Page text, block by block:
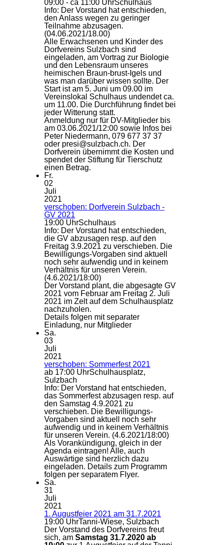
09:00 - ca 11:00 UhrSchulhaus
Info: Der Vorstand hat entschieden,
den Anlass wegen zu geringer
Teilnahme abzusagen.
(04.06.2021/18.00)
Alle Erwachsenen und Kinder des
Dorfvereins Sulzbach sind
eingeladen, am Vortrag zur Biologie
und den Lebensraum unseres
heimischen Braun-brust-Igels und
was man darüber wissen sollte. Der
Start ist am 5. Juni um 09.00 im
Vereinslokal Schulhaus undendet ca.
um 11.00. Die Durchführung findet bei
jeder Witterung statt.
Anmeldung nur für DV-Mitglieder bis
am 03.06.2021/12:00 sowie Infos bei
Peter Niedermann, 079 677 37 37
oder presi@sulzbach.ch. Der
Dorfverein übernimmt die Kosten und
spendet der Stiftung für Tierschutz
einen Betrag.
Fr.
02
Juli
2021
verschoben: Dorfverein Sulzbach -
GV 2021
19:00 UhrSchulhaus
Info: Der Vorstand hat entschieden,
die GV abzusagen resp. auf den
Freitag 3.9.2021 zu verschieben. Die
Bewilligungs-Vorgaben sind aktuell
noch sehr aufwendig und in keinem
Verhältnis für unseren Verein.
(4.6.2021/18:00)
Der Vorstand plant, die abgesagte GV
2021 vom Februar am Freitag 2. Juli
2021 im Zelt auf dem Schulhausplatz
nachzuholen.
Details folgen mit separater
Einladung, nur Mitglieder
Sa.
03
Juli
2021
verschoben: Sommerfest 2021
ab 17:00 UhrSchulhausplatz,
Sulzbach
Info: Der Vorstand hat entschieden,
das Sommerfest abzusagen resp. auf
den Samstag 4.9.2021 zu
verschieben. Die Bewilligungs-
Vorgaben sind aktuell noch sehr
aufwendig und in keinem Verhältnis
für unseren Verein. (4.6.2021/18:00)
Als Vorankündigung, gleich in der
Agenda eintragen! Alle, auch
Auswärtige sind herzlich dazu
eingeladen. Details zum Programm
folgen per separatem Flyer.
Sa.
31
Juli
2021
1. Augustfeier 2021 am 31.7.2021
19:00 UhrTanni-Wiese, Sulzbach
Der Vorstand des Dorfvereins freut
sich, am Samstag 31.7.2020 ab